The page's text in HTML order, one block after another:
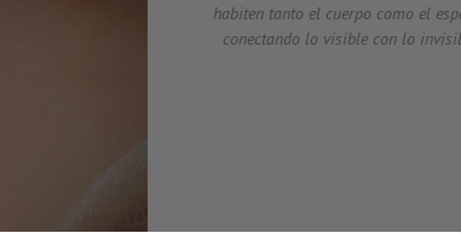
habiten tanto el cuerpo como el
conectando lo visible con lo